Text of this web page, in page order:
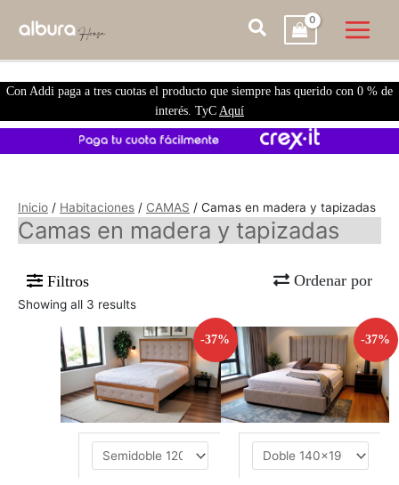
Con Addi paga a tres cuotas el producto que siempre has querido con 0 % de
interés. TyC Aquí
Inicio / Habitaciones / CAMAS / Camas en madera y tapizadas
Camas en madera y tapizadas
Filtros Ordenar por
Showing all 3 results
-37% -37%